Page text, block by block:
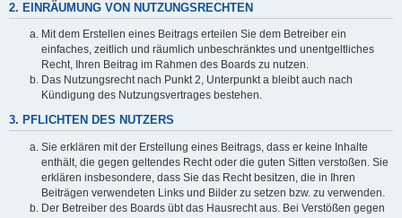
2. EINRÄUMUNG VON NUTZUNGSRECHTEN
Mit dem Erstellen eines Beitrags erteilen Sie dem Betreiber ein
einfaches, zeitlich und räumlich unbeschränktes und unentgeltliches
Recht, Ihren Beitrag im Rahmen des Boards zu nutzen.
Das Nutzungsrecht nach Punkt 2, Unterpunkt a bleibt auch nach
Kündigung des Nutzungsvertrages bestehen.
3. PFLICHTEN DES NUTZERS
Sie erklären mit der Erstellung eines Beitrags, dass er keine Inhalte
enthält, die gegen geltendes Recht oder die guten Sitten verstoßen. Sie
erklären insbesondere, dass Sie das Recht besitzen, die in Ihren
Beiträgen verwendeten Links und Bilder zu setzen bzw. zu verwenden.
Der Betreiber des Boards übt das Hausrecht aus. Bei Verstößen gegen